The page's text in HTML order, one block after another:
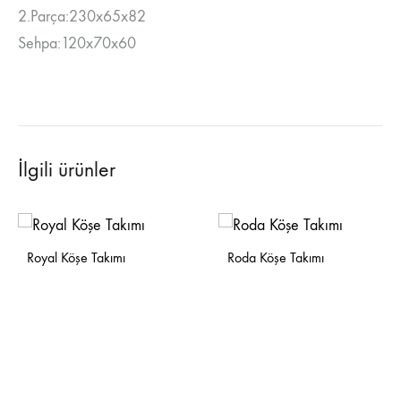
2.Parça:230x65x82
Sehpa:120x70x60
İlgili ürünler
Royal Köşe Takımı Roda Köşe Takımı